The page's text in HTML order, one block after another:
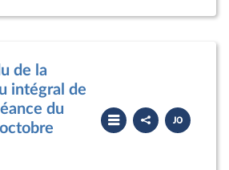
de la
intégral de
du
Partager
le
compte
Télécharger
le
PDF